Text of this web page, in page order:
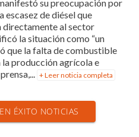
su preocupación por
escasez de diésel que
directamente al sector
la situación como “un
que la falta de combustible
producción agrícola e
+ Leer noticia completa
ÉXITO NOTICIAS